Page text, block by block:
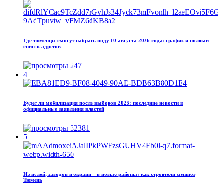
Где тюменцы смогут набрать воду 10 августа 2026 года: график и полный
список адресов
247
4
Будет ли мобилизация после выборов 2026: последние новости и
официальные заявления властей
32381
5
Из полей, заводов и окраин – в новые районы: как строители меняют
Тюмень